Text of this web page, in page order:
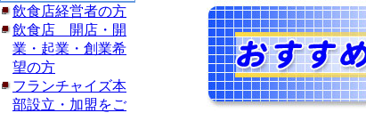
飲食店経営者の方
飲食店 開店・開
業・起業・創業希
望の方
フランチャイズ本
部設立・加盟をご